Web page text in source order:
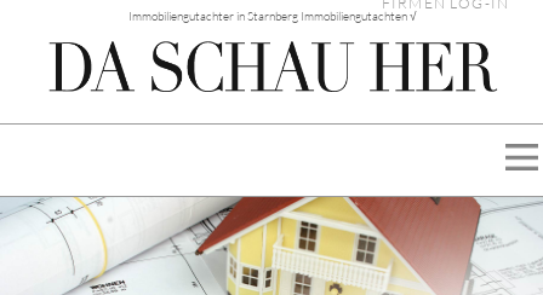
Immobiliengutachter in Starnberg Immobiliengutachten √